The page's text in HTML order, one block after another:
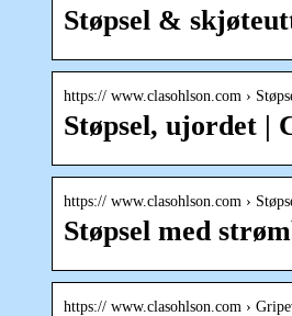
Støpsel &
https:// www.clasohlson.com ›
Støpsel, ujordet |
https:// www.clasohlson.com ›
Støpsel med
https:// www.clasohlson.com ›